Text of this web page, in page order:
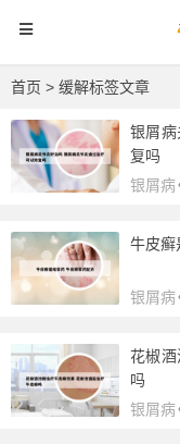
首页 > 缓解标签文章
银屑
复吗
银屑病
牛皮癣
银屑病
花椒
吗
银屑病